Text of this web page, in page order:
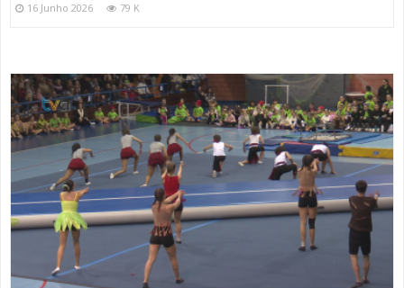
16 Junho 2026 79 K